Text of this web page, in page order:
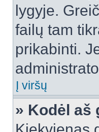
lygyje.
failų tam
prikabinti.
Į viršų
» Kodėl aš